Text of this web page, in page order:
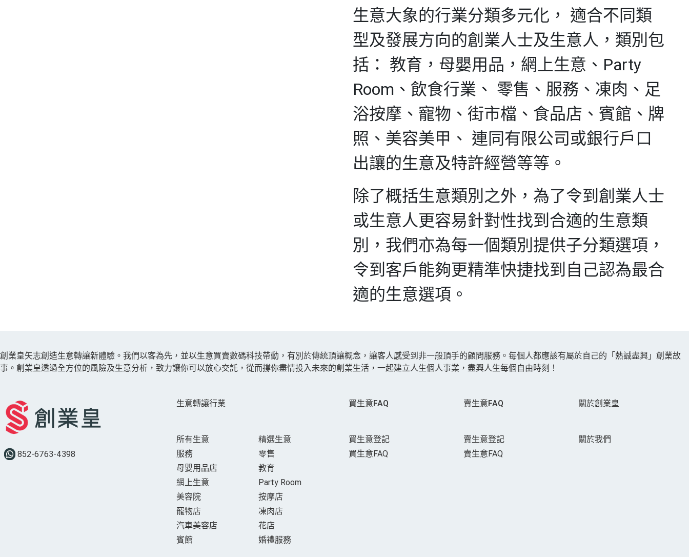
生意大象的行業分類多元化， 適合不同類
型及發展方向的創業人士及生意人，類別包
括： 教育，母嬰用品，網上生意、Party
Room、飲食行業、 零售、服務、凍肉、足
浴按摩、寵物、街市檔、食品店、賓館、牌
照、美容美甲、 連同有限公司或銀行戶口
出讓的生意及特許經營等等。
除了概括生意類別之外，為了令到創業人士
或生意人更容易針對性找到合適的生意類
別，我們亦為每一個類別提供子分類選項，
令到客戶能夠更精準快捷找到自己認為最合
適的生意選項。
創業皇矢志創造生意轉讓新體驗。我們以客為先，並以生意買賣數碼科技帶動，有別於傳統頂讓概念，讓客人感受到非一般頂手的顧問服務。每個人都應該有屬於自己的「熱誠盡興」創業故
事。創業皇透過全方位的風險及生意分析，致力讓你可以放心交託，從而撐你盡情投入未來的創業生活，一起建立人生個人事業，盡興人生每個自由時刻！
852-6763-4398
生意轉讓行業
所有生意
精選生意
服務
零售
母嬰用品店
教育
網上生意
Party Room
美容院
按摩店
寵物店
凍肉店
汽車美容店
花店
賓館
婚禮服務
買生意FAQ
買生意登記
買生意FAQ
賣生意FAQ
賣生意登記
賣生意FAQ
關於創業皇
關於我們